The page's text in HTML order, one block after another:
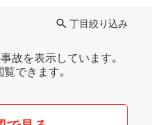
丁目絞り込み
故を表示しています｡
できます｡